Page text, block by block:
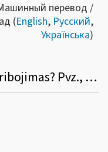
перевод /
(English, Русский,
Українська)
Ar bus nustatytas datos apribojimas? Pvz., išrašiau S / F, pamiršau įvesti į programą, galėsiu tą padaryti po pusmečio atbuline data?